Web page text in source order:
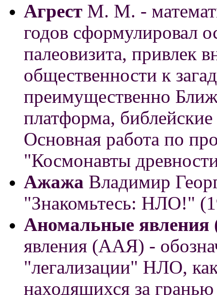
Агрест М. М. -
годов сформулировал
палеовизита, привлек
общественности к
преимущественно
платформа,
Основная работа по
"Космонавты
Ажажа Владимир
"Знакомьтесь: НЛО!"
Аномальные
явления (ААЯ) -
"легализации" НЛО,
находящихся за